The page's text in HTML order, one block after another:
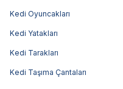
Kedi Oyuncakları
Kedi Yatakları
Kedi Tarakları
Kedi Taşıma Çantaları